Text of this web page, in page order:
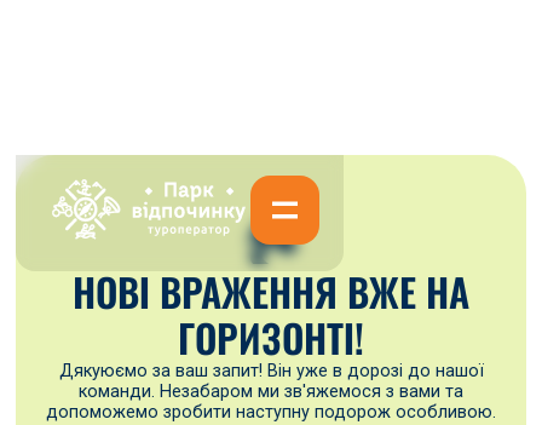
🏞
НОВІ ВРАЖЕННЯ ВЖЕ НА
ГОРИЗОНТІ!
Дякуюємо за ваш запит! Він уже в дорозі до нашої
команди. Незабаром ми зв'яжемося з вами та
допоможемо зробити наступну подорож особливою.